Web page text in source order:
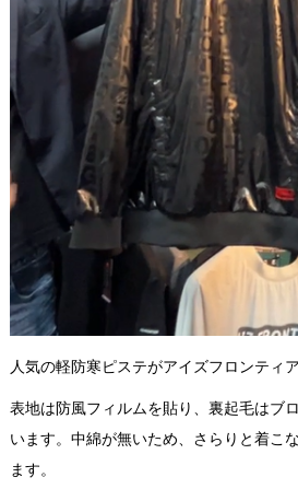
人気の軽防寒ピステがアイズフロンティ
表地は防風フィルムを貼り、裏起毛はブ
います。中綿が無いため、さらりと着こ
ます。